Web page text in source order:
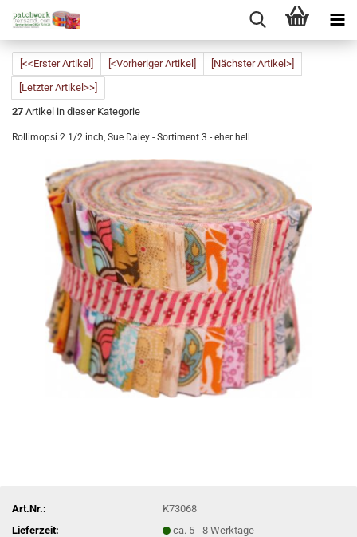
[<<Erster Artikel] [<Vorheriger Artikel]
[Nächster Artikel>]
[Letzter Artikel>>]
27 Artikel in dieser Kategorie
Rollimopsi 2 1/2 inch, Sue Daley - Sortiment 3 - eher hell
Art.Nr.:
K73068
Lieferzeit:
ca. 5 - 8 Werktage